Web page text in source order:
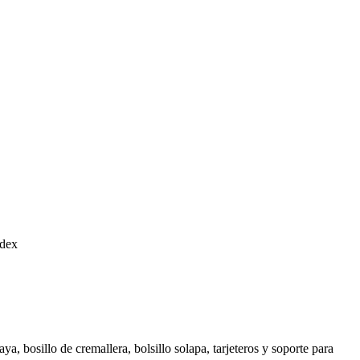
bosillo de cremallera, bolsillo solapa, tarjeteros y soporte para